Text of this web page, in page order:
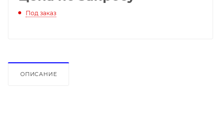
Под заказ
ОПИСАНИЕ